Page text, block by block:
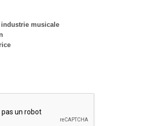
Barton Pine
| Macbeth, une tragédie
d’exceptions
musicale